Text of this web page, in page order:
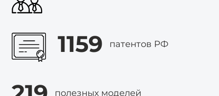
1159 патентов РФ
полезных моделей